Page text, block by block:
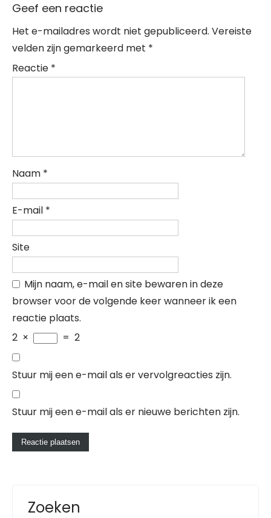
Geef een reactie
Het e-mailadres wordt niet gepubliceerd. Vereiste
velden zijn gemarkeerd met *
Reactie *
Naam *
E-mail *
Site
Mijn naam, e-mail en site bewaren in deze
browser voor de volgende keer wanneer ik een
reactie plaats.
2 × = 2
Stuur mij een e-mail als er vervolgreacties zijn.
Stuur mij een e-mail als er nieuwe berichten zijn.
Zoeken